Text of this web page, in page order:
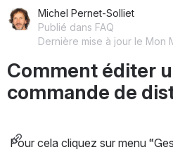
Michel Pernet-Solliet
Publié dans FAQ
Dernière mise à jour le Mon
Comment éditer
commande de
Pour cela cliquez sur menu